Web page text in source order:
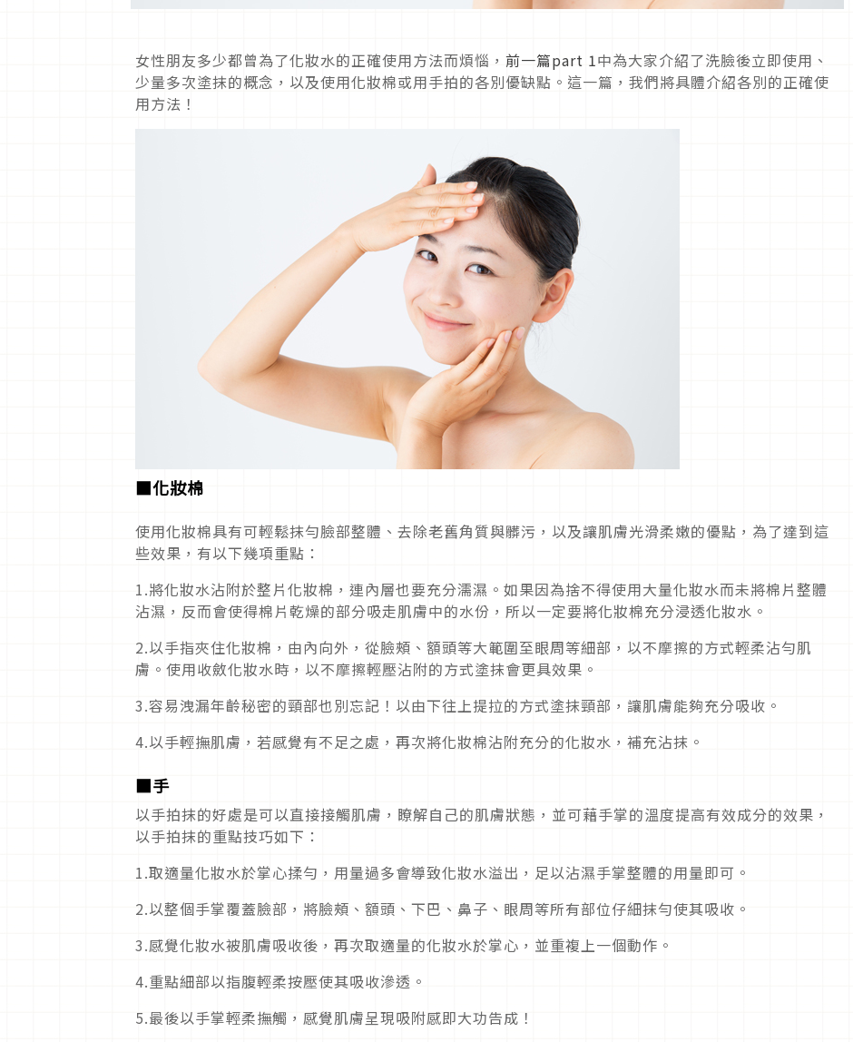
女性朋友多少都曾為了化妝水的正確使用方法而煩惱， 前一篇part 1中為大家介紹了洗臉後立即使用、
少量多次塗抹的概念，以及使用化妝棉或用手拍的各別優缺點。這一篇，我們將具體介紹各別的正確使
用方法！
■化妝棉
使用化妝棉具有可輕鬆抹勻臉部整體、去除老舊角質與髒污，以及讓肌膚光滑柔嫩的優點，為了達到這
些效果，有以下幾項重點：
1.將化妝水沾附於整片化妝棉，連內層也要充分濡濕。如果因為捨不得使用大量化妝水而未將棉片整體
沾濕，反而會使得棉片乾燥的部分吸走肌膚中的水份，所以一定要將化妝棉充分浸透化妝水。
2.以手指夾住化妝棉，由內向外，從臉頰、額頭等大範圍至眼周等細部，以不摩擦的方式輕柔沾勻肌
膚。使用收斂化妝水時，以不摩擦輕壓沾附的方式塗抹會更具效果。
3.容易洩漏年齡秘密的頸部也別忘記！以由下往上提拉的方式塗抹頸部，讓肌膚能夠充分吸收。
4.以手輕撫肌膚，若感覺有不足之處，再次將化妝棉沾附充分的化妝水，補充沾抹。
■手
以手拍抹的好處是可以直接接觸肌膚，瞭解自己的肌膚狀態，並可藉手掌的溫度提高有效成分的效果，
以手拍抹的重點技巧如下：
1.取適量化妝水於掌心揉勻，用量過多會導致化妝水溢出，足以沾濕手掌整體的用量即可。
2.以整個手掌覆蓋臉部，將臉頰、額頭、下巴、鼻子、眼周等所有部位仔細抹勻使其吸收。
3.感覺化妝水被肌膚吸收後，再次取適量的化妝水於掌心，並重複上一個動作。
4.重點細部以指腹輕柔按壓使其吸收滲透。
5.最後以手掌輕柔撫觸，感覺肌膚呈現吸附感即大功告成！